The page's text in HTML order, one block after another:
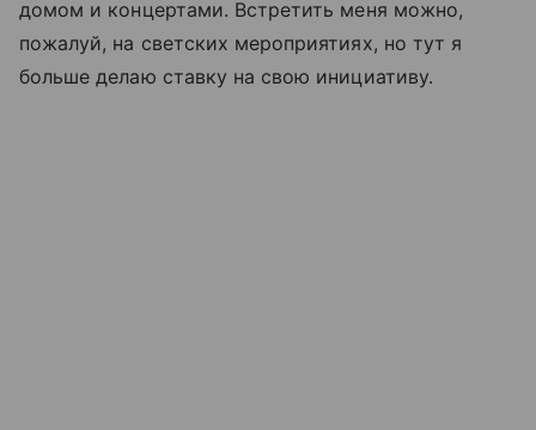
домом и концертами. Встретить меня можно,
пожалуй, на светских мероприятиях, но тут я
больше делаю ставку на свою инициативу.